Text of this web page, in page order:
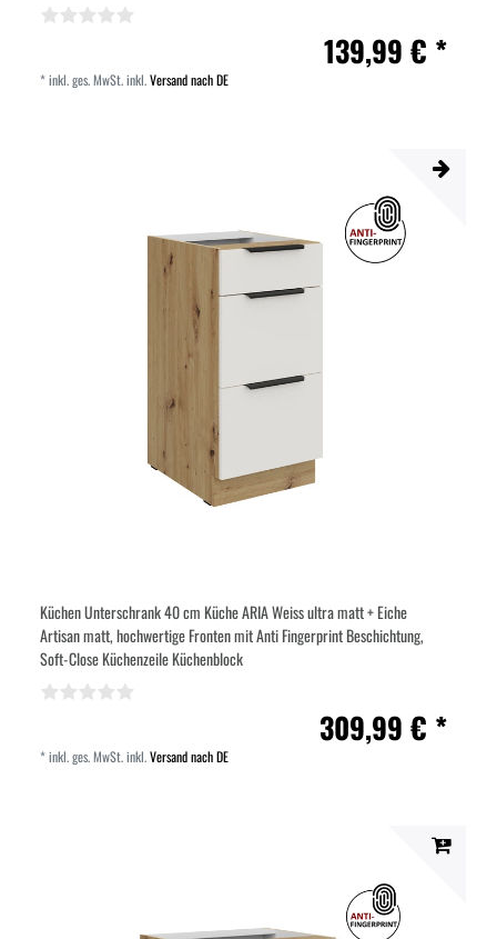
139,99 € *
*inkl. ges. MwSt.inkl.Versand nach DE
Küchen Unterschrank 40 cm Küche ARIA Weiss ultra matt + Eiche
Artisan matt, hochwertige Fronten mit Anti Fingerprint Beschichtung,
Soft-Close Küchenzeile Küchenblock
309,99 € *
*inkl. ges. MwSt.inkl.Versand nach DE